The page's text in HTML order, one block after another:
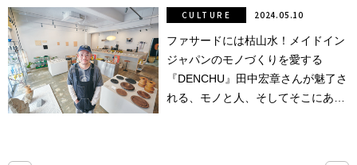
プール
スーツ
ンテ
ファサードには枯山水！メイドイン
ジャパンのモノづくりを愛する
『DENCHU』田中宏章さんが魅了さ
れる、モノと人、そしてそこにある
CULTURE 2024.05.10